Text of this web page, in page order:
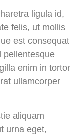
ligula id,
felis, ut mollis
est consequat
pellentesque
enim in tortor
ullamcorper
aliquam
urna eget,